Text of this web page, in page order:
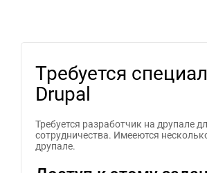
Требуется
Drupal
Требуется разработчик на друпале
сотрудничества. Имееются
друпале.